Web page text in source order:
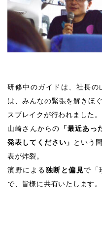
研修中のガイドは、社長
は、みんなの緊張を解きほ
スブレイクが行われました。
山崎さんからの
「最近あ
発表してください」 という
表が炸裂。
濱野による独断と偏見で「
で、皆様に共有いたします。